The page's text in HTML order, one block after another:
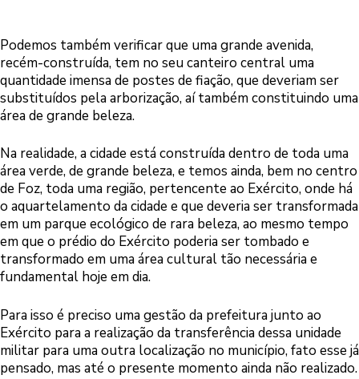
Podemos também verificar que uma grande avenida,
recém-construída, tem no seu canteiro central uma
quantidade imensa de postes de fiação, que deveriam ser
substituídos pela arborização, aí também constituindo uma
área de grande beleza.
Na realidade, a cidade está construída dentro de toda uma
área verde, de grande beleza, e temos ainda, bem no centro
de Foz, toda uma região, pertencente ao Exército, onde há
o aquartelamento da cidade e que deveria ser transformada
em um parque ecológico de rara beleza, ao mesmo tempo
em que o prédio do Exército poderia ser tombado e
transformado em uma área cultural tão necessária e
fundamental hoje em dia.
Para isso é preciso uma gestão da prefeitura junto ao
Exército para a realização da transferência dessa unidade
militar para uma outra localização no município, fato esse já
pensado, mas até o presente momento ainda não realizado.